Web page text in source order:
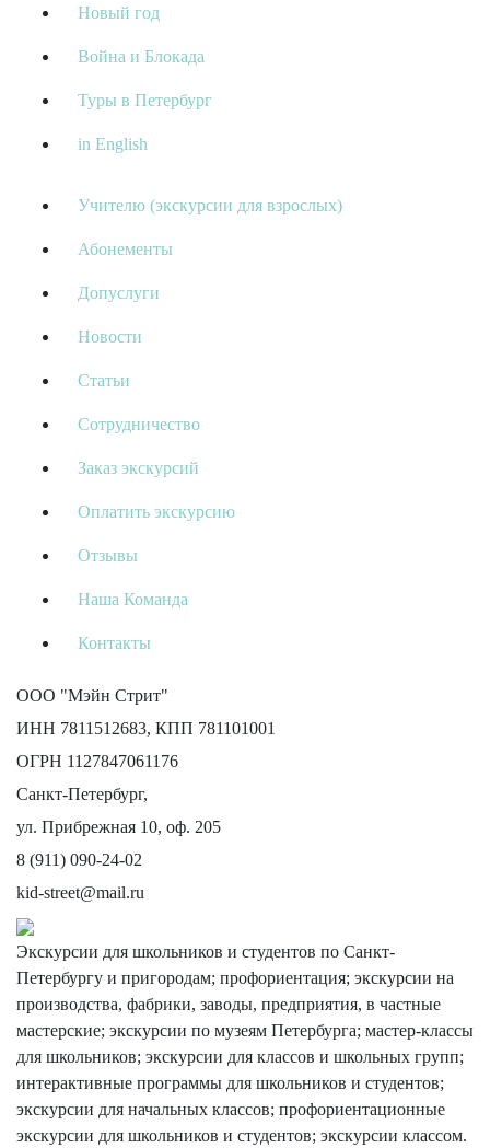
Новый год
Война и Блокада
Туры в Петербург
in English
Учителю (экскурсии для взрослых)
Абонементы
Допуслуги
Новости
Статьи
Сотрудничество
Заказ экскурсий
Оплатить экскурсию
Отзывы
Наша Команда
Контакты
ООО "Мэйн Стрит"
ИНН 7811512683, КПП 781101001
ОГРН 1127847061176
Санкт-Петербург,
ул. Прибрежная 10, оф. 205
8 (911) 090-24-02
kid-street@mail.ru
Экскурсии для школьников и студентов по Санкт-
Петербургу и пригородам; профориентация; экскурсии на
производства, фабрики, заводы, предприятия, в частные
мастерские; экскурсии по музеям Петербурга; мастер-классы
для школьников; экскурсии для классов и школьных групп;
интерактивные программы для школьников и студентов;
экскурсии для начальных классов; профориентационные
экскурсии для школьников и студентов; экскурсии классом.